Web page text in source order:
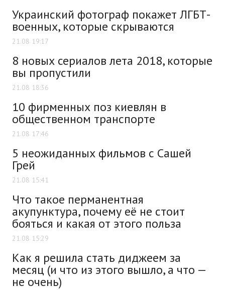
Украинский фотограф покажет ЛГБТ-
военных, которые скрываются
21.08 19:17
8 новых сериалов лета 2018, которые
вы пропустили
21.08 18:36
10 фирменных поз киевлян в
общественном транспорте
21.08 17:46
5 неожиданных фильмов с Сашей
Грей
21.08 15:41
Что такое перманентная
акупунктура, почему её не стоит
бояться и какая от этого польза
21.08 15:29
Как я решила стать диджеем за
месяц (и что из этого вышло, а что —
не очень)